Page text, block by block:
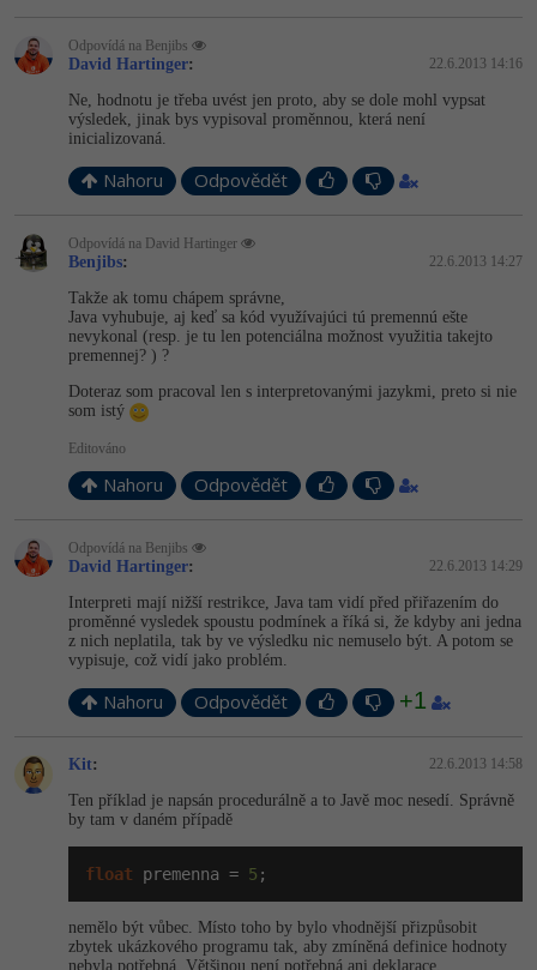
Copywriter
WordPress specialista
Algoritmy -41%
Umělá inteligence (AI) -10%
Fórum
Kurzy e-commerce
Testování softwaru
Datová analýza
Digitální gramotnost
Marketing -30%
WordPress
SEO -30%
-25%
Copywriting -30%
MS Office -80%
Kurzy designu
HTML/CSS
Photoshop -80%
Adobe Illustrator
Adobe Lightroom -30%
Adobe XD -15%
-25%
Adobe After Effects
Blender -80%
Inkscape
Fotografování -80%
Příběhy absolventů
Kariéra
Pro firmy
Odpovídá na Benjibs
David Hartinger: 22.6.2013 14:16
Ne, hodnotu je třeba uvést jen proto, aby se dole mohl vypsat
výsledek, jinak bys vypisoval proměnnou, která není
inicializovaná.
Nahoru Odpovědět
Odpovídá na David Hartinger
Benjibs: 22.6.2013 14:27
Takže ak tomu chápem správne,
Java vyhubuje, aj keď sa kód využívajúci tú premennú ešte
nevykonal (resp. je tu len potenciálna možnost využitia takejto
premennej? ) ?
Doteraz som pracoval len s interpretovanými jazykmi, preto si nie
som istý
Editováno
Nahoru Odpovědět
Odpovídá na Benjibs
David Hartinger: 22.6.2013 14:29
Interpreti mají nižší restrikce, Java tam vidí před přiřazením do
proměnné vysledek spoustu podmínek a říká si, že kdyby ani jedna
z nich neplatila, tak by ve výsledku nic nemuselo být. A potom se
vypisuje, což vidí jako problém.
Nahoru Odpovědět +1
Kit: 22.6.2013 14:58
Ten příklad je napsán procedurálně a to Javě moc nesedí. Správně
by tam v daném případě
float premenna = 5 ;
nemělo být vůbec. Místo toho by bylo vhodnější přizpůsobit
zbytek ukázkového programu tak, aby zmíněná definice hodnoty
nebyla potřebná. Většinou není potřebná ani deklarace.